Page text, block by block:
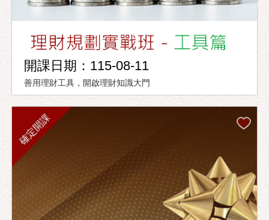
開課日期：115-08-11
善用理財工具，開啟理財知識大門
確定開課